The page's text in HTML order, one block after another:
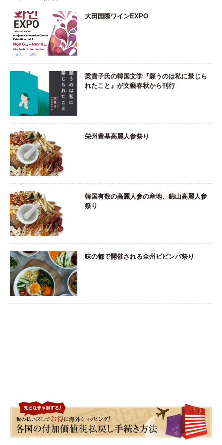
大田国際ワインEXPO
梁貴子氏の韓国文学『願うのは私に禁じら
れたこと』が文藝春秋から刊行
栄州豊基高麗人参祭り
韓国有数の高麗人参の産地、錦山高麗人参
祭り
味の都で開催される全州ビビンバ祭り